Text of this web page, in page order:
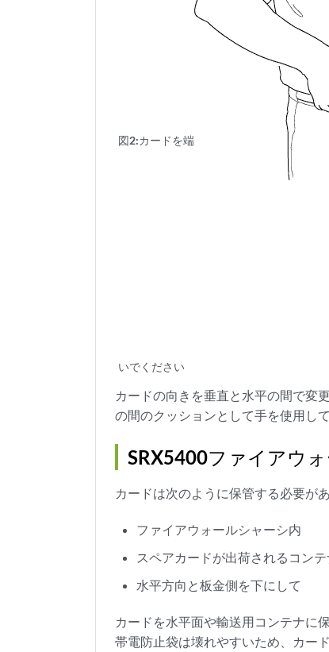
図2:カードを端
いでください
カードの向きを垂直と水平の間で変
の間のクッションとして手を使用して
SRX5400ファイアウ
カードは次のように保管する必要があ
ファイアウォールシャーシ内
スペアカードが出荷されるコンテ
水平方向と板金側を下にして
カードを水平面や輸送用コンテナに
帯電防止袋は壊れやすいため、カー